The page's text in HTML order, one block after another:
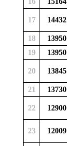
17 14432
18
13950
19
13950
20 13845
21
13730
22 12900
23 12009